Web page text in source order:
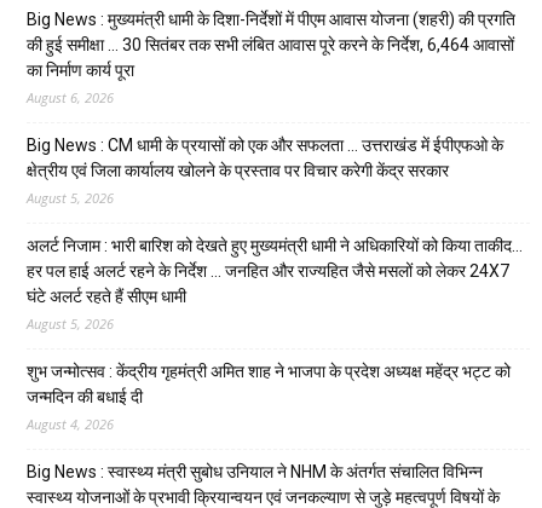
Big News : मुख्यमंत्री धामी के दिशा-निर्देशों में पीएम आवास योजना (शहरी) की प्रगति
की हुई समीक्षा … 30 सितंबर तक सभी लंबित आवास पूरे करने के निर्देश, 6,464 आवासों
का निर्माण कार्य पूरा
August 6, 2026
Big News : CM धामी के प्रयासों को एक और सफलता … उत्तराखंड में ईपीएफओ के
क्षेत्रीय एवं जिला कार्यालय खोलने के प्रस्ताव पर विचार करेगी केंद्र सरकार
August 5, 2026
अलर्ट निजाम : भारी बारिश को देखते हुए मुख्यमंत्री धामी ने अधिकारियों को किया ताकीद…
हर पल हाई अलर्ट रहने के निर्देश … जनहित और राज्यहित जैसे मसलों को लेकर 24X7
घंटे अलर्ट रहते हैं सीएम धामी
August 5, 2026
शुभ जन्मोत्सव : केंद्रीय गृहमंत्री अमित शाह ने भाजपा के प्रदेश अध्यक्ष महेंद्र भट्ट को
जन्मदिन की बधाई दी
August 4, 2026
Big News : स्वास्थ्य मंत्री सुबोध उनियाल ने NHM के अंतर्गत संचालित विभिन्न
स्वास्थ्य योजनाओं के प्रभावी क्रियान्वयन एवं जनकल्याण से जुड़े महत्वपूर्ण विषयों के